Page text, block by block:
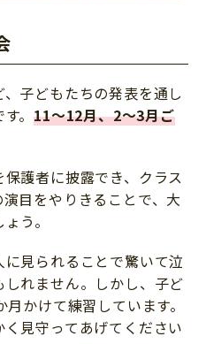
子どもたちの発表を通し
す。11～12月、2～3月ご
護者に披露でき、クラス
目をやりきることで、大
う。
見られることで驚いて泣
れません。しかし、子ど
かけて練習しています。
見守ってあげてください